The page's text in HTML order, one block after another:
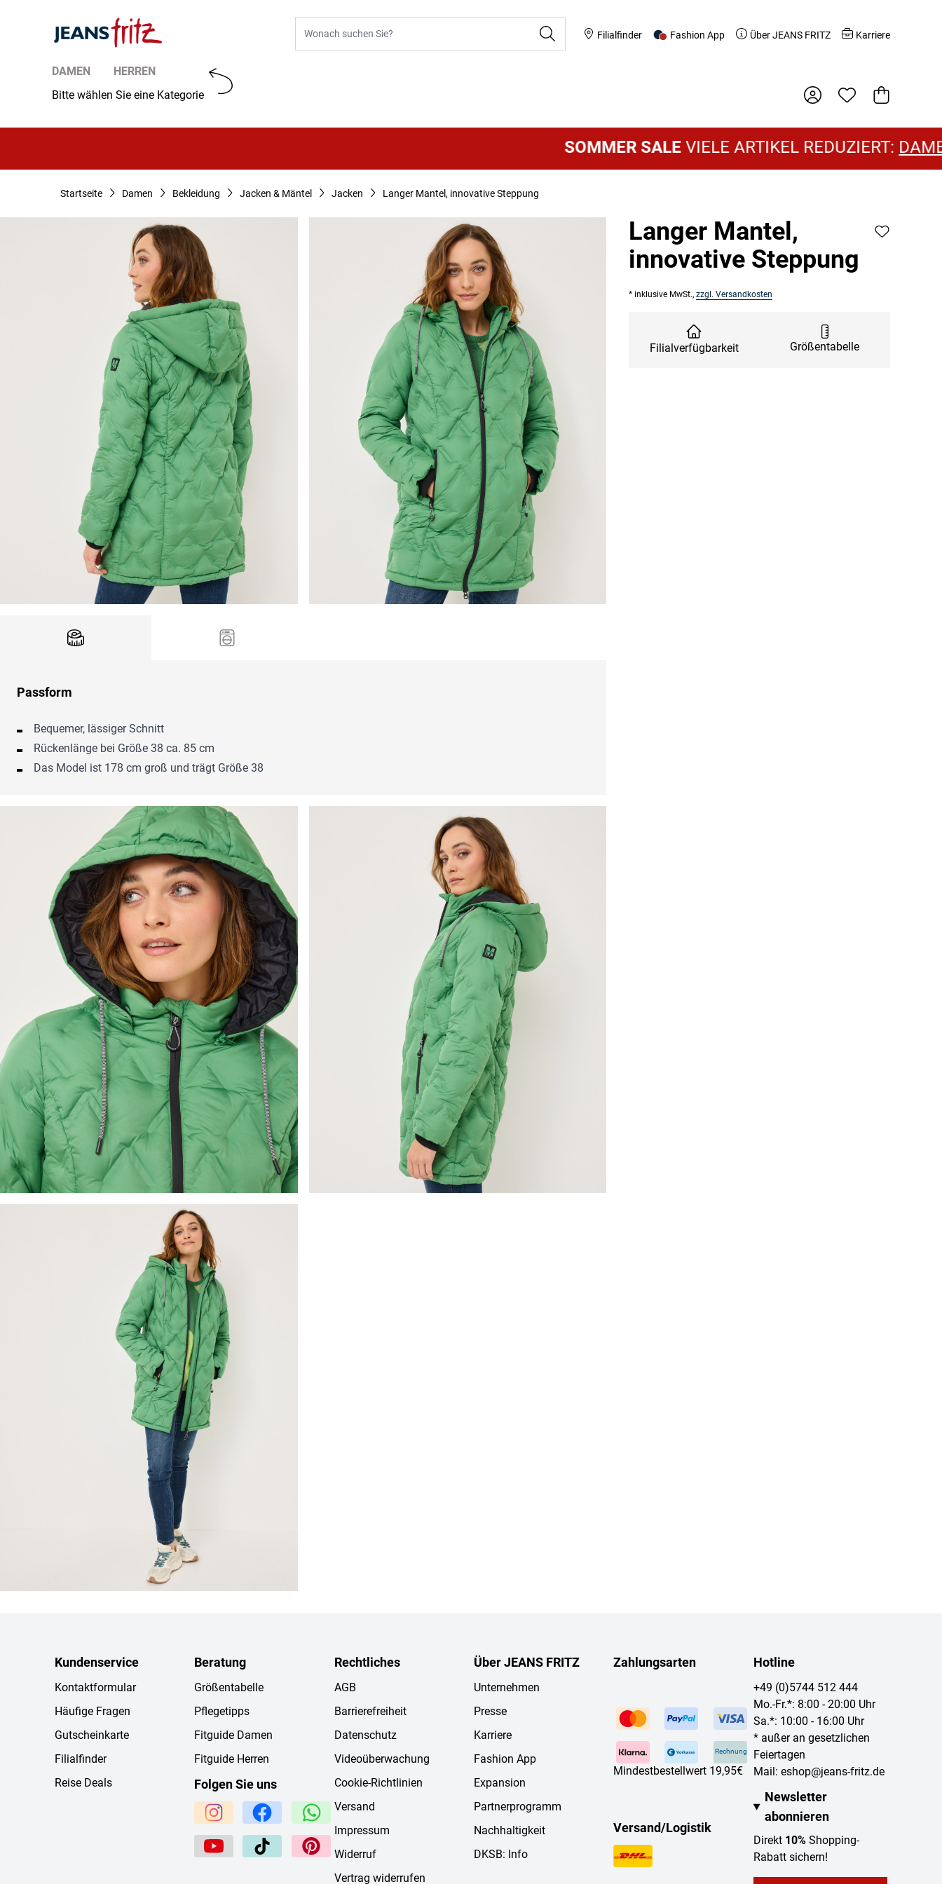
Filialfinder Fashion App Über JEANS FRITZ Karriere
DAMEN
HERREN
Bitte wählen Sie eine Kategorie
Warenkorb
SOMMER SALEVIELE ARTIKEL REDUZIERT:DAMEN
Startseite Damen Bekleidung Jacken & Mäntel Jacken Langer Mantel, innovative Steppung
Passform
Bequemer, lässiger Schnitt
Rückenlänge bei Größe 38 ca. 85 cm
Das Model ist 178 cm groß und trägt Größe 38
Langer Mantel,
innovative Steppung
* inklusive MwSt., zzgl. Versandkosten
Filialverfügbarkeit Größentabelle
Kundenservice
Kontaktformular
Häufige Fragen
Gutscheinkarte
Filialfinder
Reise Deals
Beratung
Größentabelle
Pflegetipps
Fitguide Damen
Fitguide Herren
Folgen Sie uns
Rechtliches
AGB
Barrierefreiheit
Datenschutz
Videoüberwachung
Cookie-Richtlinien
Versand
Impressum
Widerruf
Vertrag widerrufen
Über JEANS FRITZ
Unternehmen
Presse
Karriere
Fashion App
Expansion
Partnerprogramm
Nachhaltigkeit
DKSB: Info
Zahlungsarten
Rechnung
Mindestbestellwert 19,95€
Versand/Logistik
Hotline
+49 (0)5744 512 444
Mo.-Fr.*: 8:00 - 20:00 Uhr
Sa.*: 10:00 - 16:00 Uhr
* außer an gesetzlichen
Feiertagen
Mail: eshop@jeans-fritz.de
Newsletter
abonnieren
Direkt 10%Shopping-
Rabatt sichern!